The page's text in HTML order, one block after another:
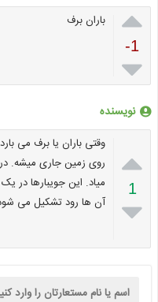

-1

باران برف
نویسنده

1

وقتی باران یا برف می
روی زمین جاری میشه.
میاد. این جویبارها در
آن ها رود تشکیل می